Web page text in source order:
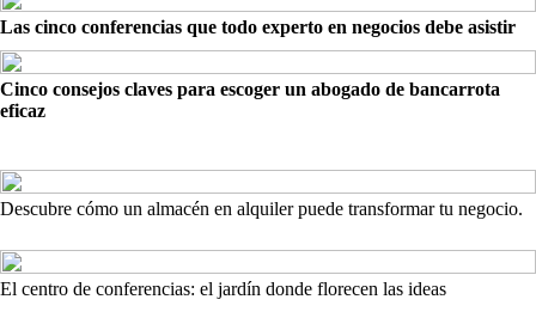
Las cinco conferencias que todo experto en negocios debe asistir
Cinco consejos claves para escoger un abogado de bancarrota
eficaz
Descubre cómo un almacén en alquiler puede transformar tu negocio.
El centro de conferencias: el jardín donde florecen las ideas